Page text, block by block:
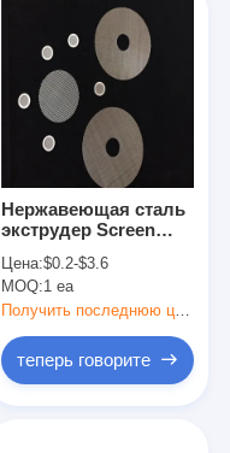
Нержавеющая сталь
экструдер Screen
фильтрации
полимера 220Mm
250Mm многоразовое
использование и
мойка
Цена:$0.2-$3.6
MOQ:1 ea
теперь говорите